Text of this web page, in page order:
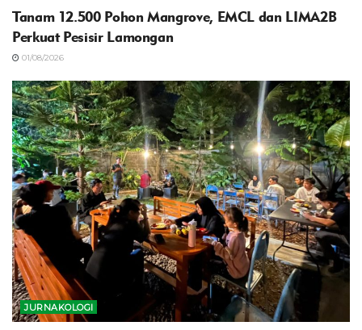
Tanam 12.500 Pohon Mangrove, EMCL dan LIMA2B
Perkuat Pesisir Lamongan
01/08/2026
JURNAKOLOGI